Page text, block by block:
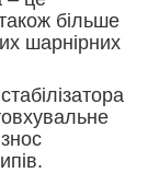
більше
шарнірних